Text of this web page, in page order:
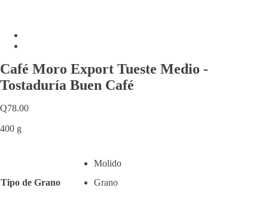
Café Moro Export Tueste Medio -
Tostaduría Buen Café
Q78.00
400 g
Tipo de Grano
Molido
Grano